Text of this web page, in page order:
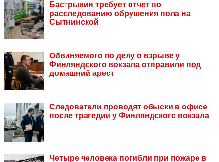
Бастрыкин требует отчет по
расследованию обрушения пола на
Сытнинской
Обвиняемого по делу о взрыве у
Финляндского вокзала отправили под
домашний арест
Следователи проводят обыски в офисе
после трагедии у Финляндского вокзала
Четыре человека погибли при пожаре в